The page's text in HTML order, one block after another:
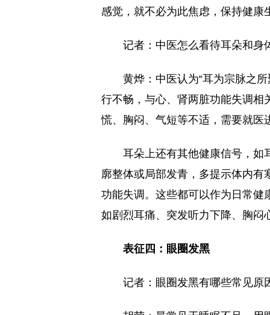
感觉，就不必为此焦虑，保持健康
记者：中医怎么看待耳朵和身
黄烨：中医认为“耳为宗脉之
行不畅，与心、肾两脏功能失调相
慌、胸闷、气短等不适，需要就医
耳朵上还有其他健康信号，如
廓整体或局部发青，多提示体内
功能失调。这些都可以作为日常健
如剧烈耳痛、突发听力下降、胸闷
表征四：眼圈发黑
记者：眼圈发黑有哪些常见原